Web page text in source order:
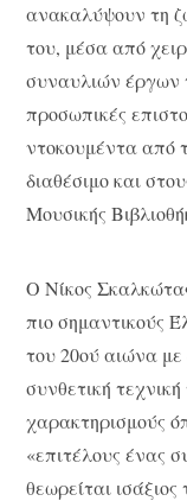
ανακαλύψουν τη
του, μέσα από
συναυλιών έργων
προσωπικές
ντοκουμέντα από
διαθέσιμο και
Μουσικής
Ο Νίκος
πιο σημαντικούς
του 20ού αιώνα με
συνθετική
χαρακτηρισμούς
«επιτέλους ένας
θεωρείται